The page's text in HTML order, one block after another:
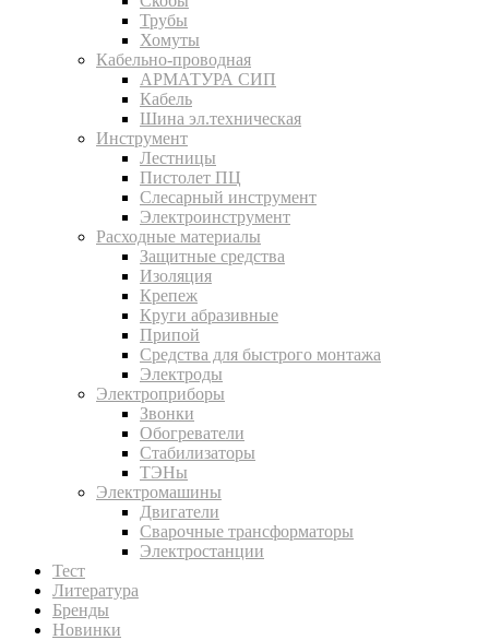
Трубы
Хомуты
Кабельно-проводная
АРМАТУРА СИП
Кабель
Шина эл.техническая
Инструмент
Лестницы
Пистолет ПЦ
Слесарный инструмент
Электроинструмент
Расходные материалы
Защитные средства
Изоляция
Крепеж
Круги абразивные
Припой
Средства для быстрого монтажа
Электроды
Электроприборы
Звонки
Обогреватели
Стабилизаторы
ТЭНы
Электромашины
Двигатели
Сварочные трансформаторы
Электростанции
Тест
Литература
Бренды
Новинки